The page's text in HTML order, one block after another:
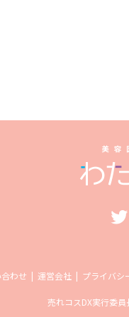
わせ 運営会社 プライバシ
売れコスDX実行委員